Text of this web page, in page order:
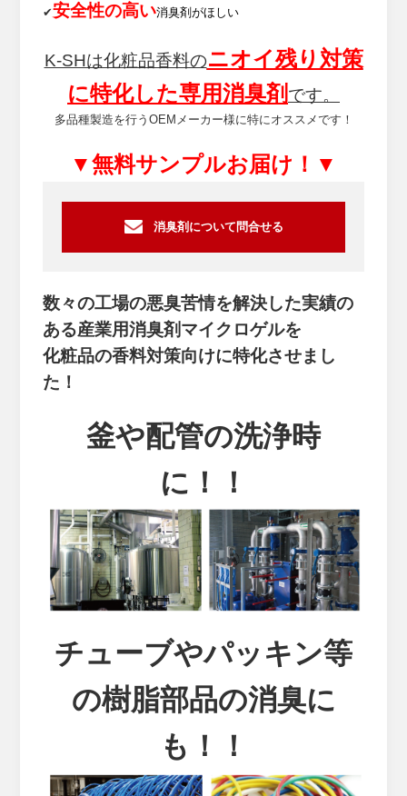
✔安全性の高い消臭剤がほしい
K-SHは化粧品香料のニオイ残り対策
に特化した専用消臭剤 です。
多品種製造を行うOEMメーカー様に特にオススメです！
▼無料サンプルお届け！▼
消臭剤について問合せる
数々の工場の悪臭苦情を解決した実績の
ある産業用消臭剤マイクロゲルを
化粧品の香料対策向けに特化させまし
た！
釜や配管の洗浄時
に！！
チューブやパッキン等
の樹脂部品の消臭に
も！！